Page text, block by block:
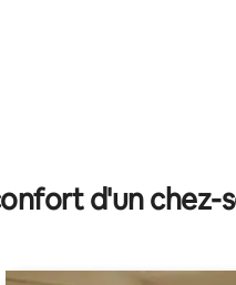
d'un chez-